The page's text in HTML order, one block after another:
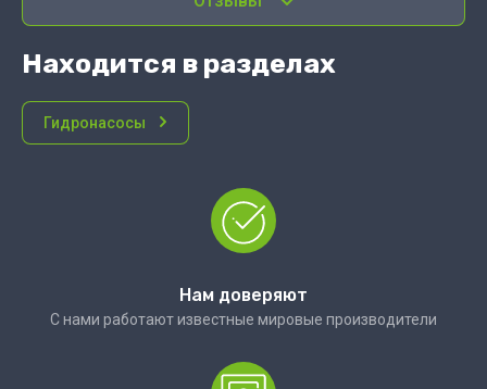
Находится в разделах
Гидронасосы
Нам доверяют
С нами работают известные мировые производители